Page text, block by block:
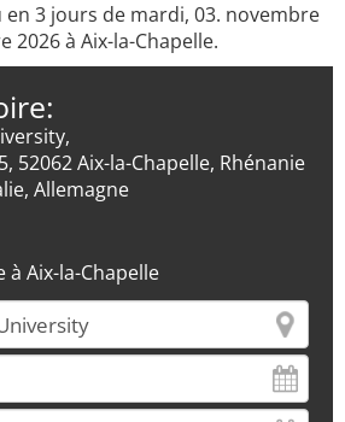
3 jours de mardi, 03. novembre
2026 à Aix-la-Chapelle.
52062 Aix-la-Chapelle, Rhénanie
Allemagne
Aix-la-Chapelle